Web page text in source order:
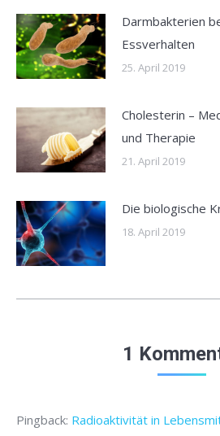
Darmbakterien
Essverhalten
25. April 2019
Cholesterin –
und Therapie
21. April 2019
Die biologische
18. April 2019
1
Pingback: Radioaktivität in